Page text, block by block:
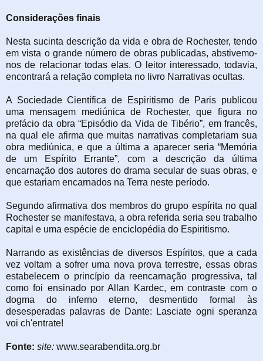
Considerações finais
Nesta sucinta descrição da vida e obra de Rochester, tendo
em vista o grande número de obras publicadas, abstivemo-
nos de relacionar todas elas. O leitor interessado, todavia,
encontrará a relação completa no livro Narrativas ocultas.
A Sociedade Científica de Espiritismo de Paris publicou
uma mensagem mediúnica de Rochester, que figura no
prefácio da obra “Episódio da Vida de Tibério”, em francês,
na qual ele afirma que muitas narrativas completariam sua
obra mediúnica, e que a última a aparecer seria “Memória
de um Espírito Errante”, com a descrição da última
encarnação dos autores do drama secular de suas obras, e
que estariam encarnados na Terra neste período.
Segundo afirmativa dos membros do grupo espírita no qual
Rochester se manifestava, a obra referida seria seu trabalho
capital e uma espécie de enciclopédia do Espiritismo.
Narrando as existências de diversos Espíritos, que a cada
vez voltam a sofrer uma nova prova terrestre, essas obras
estabelecem o princípio da reencarnação progressiva, tal
como foi ensinado por Allan Kardec, em contraste com o
dogma do inferno eterno, desmentido formal às
desesperadas palavras de Dante: Lasciate ogni speranza
voi ch'entrate!
Fonte: site: www.searabendita.org.br